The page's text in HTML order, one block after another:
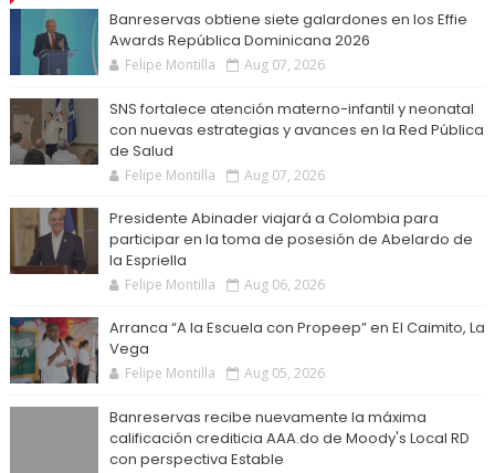
Banreservas obtiene siete galardones en los Effie
Awards República Dominicana 2026
Felipe Montilla Aug 07, 2026
SNS fortalece atención materno-infantil y neonatal
con nuevas estrategias y avances en la Red Pública
de Salud
Felipe Montilla Aug 07, 2026
Presidente Abinader viajará a Colombia para
participar en la toma de posesión de Abelardo de
la Espriella
Felipe Montilla Aug 06, 2026
Arranca “A la Escuela con Propeep” en El Caimito, La
Vega
Felipe Montilla Aug 05, 2026
Banreservas recibe nuevamente la máxima
calificación crediticia AAA.do de Moody's Local RD
con perspectiva Estable